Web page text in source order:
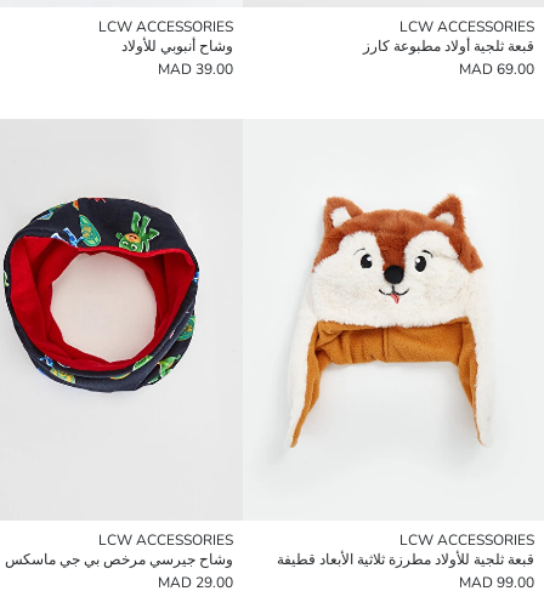
LCW ACCESSORIES
قبعة ثلجية أولاد مطبوعة كارز
69.00 MAD
LCW ACCESSORIES
وشاح أنبوبي للأولاد
39.00 MAD
LCW ACCESSORIES
قبعة ثلجية للأولاد مطرزة ثلاثية الأبعاد قطيفة
99.00 MAD
LCW ACCESSORIES
وشاح جيرسي مرخص بي جي ماسكس
29.00 MAD